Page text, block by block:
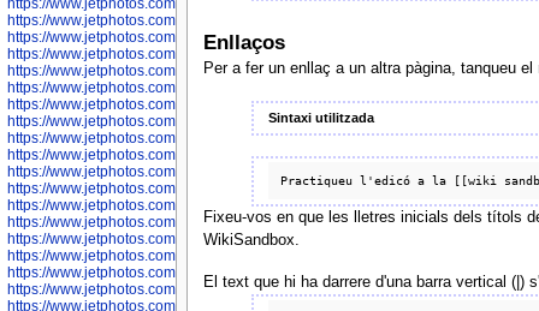
https://www.jetphotos.com/photographer/601188
https://www.jetphotos.com/photographer/601189
https://www.jetphotos.com/photographer/601191
https://www.jetphotos.com/photographer/601192
https://www.jetphotos.com/photographer/601194
https://www.jetphotos.com/photographer/601196
https://www.jetphotos.com/photographer/601197
https://www.jetphotos.com/photographer/601248
https://www.jetphotos.com/photographer/601249
https://www.jetphotos.com/photographer/601250
https://www.jetphotos.com/photographer/601251
https://www.jetphotos.com/photographer/601252
https://www.jetphotos.com/photographer/601254
https://www.jetphotos.com/photographer/601255
https://www.jetphotos.com/photographer/601256
https://www.jetphotos.com/photographer/601258
https://www.jetphotos.com/photographer/601260
https://www.jetphotos.com/photographer/601261
https://www.jetphotos.com/photographer/601263
Enllaços
Per a fer un enllaç a un altra pàgina, tanqueu
Sintaxi utilitzada
Fixeu-vos en que les lletres inicials dels títols
WikiSandbox.
El text que hi ha darrere d'una barra vertical (|)